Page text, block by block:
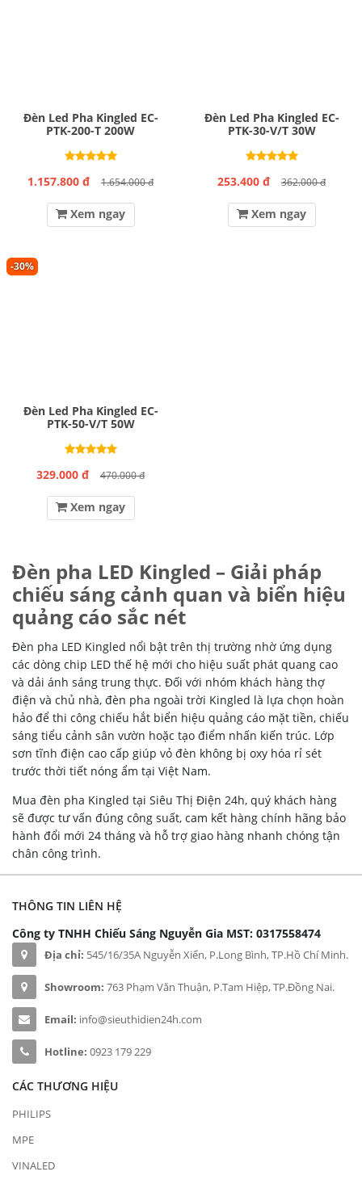
Đèn Led Pha Kingled EC-
PTK-200-T 200W
1.157.800 đ 1.654.000 đ
Xem ngay
Đèn Led Pha Kingled EC-
PTK-30-V/T 30W
253.400 đ 362.000 đ
Xem ngay
-30%
Đèn Led Pha Kingled EC-
PTK-50-V/T 50W
329.000 đ 470.000 đ
Xem ngay
Đèn pha LED Kingled – Giải pháp
chiếu sáng cảnh quan và biển hiệu
quảng cáo sắc nét
Đèn pha LED Kingled nổi bật trên thị trường nhờ ứng dụng
các dòng chip LED thế hệ mới cho hiệu suất phát quang cao
và dải ánh sáng trung thực. Đối với nhóm khách hàng thợ
điện và chủ nhà, đèn pha ngoài trời Kingled là lựa chọn hoàn
hảo để thi công chiếu hắt biển hiệu quảng cáo mặt tiền, chiếu
sáng tiểu cảnh sân vườn hoặc tạo điểm nhấn kiến trúc. Lớp
sơn tĩnh điện cao cấp giúp vỏ đèn không bị oxy hóa rỉ sét
trước thời tiết nóng ẩm tại Việt Nam.
Mua đèn pha Kingled tại Siêu Thị Điện 24h, quý khách hàng
sẽ được tư vấn đúng công suất, cam kết hàng chính hãng bảo
hành đổi mới 24 tháng và hỗ trợ giao hàng nhanh chóng tận
chân công trình.
THÔNG TIN LIÊN HỆ
Công ty TNHH Chiếu Sáng Nguyễn Gia MST: 0317558474
Địa chỉ: 545/16/35A Nguyễn Xiển, P.Long Bình, TP.Hồ Chí Minh.
Showroom: 763 Phạm Văn Thuận, P.Tam Hiệp, TP.Đồng Nai.
Email: info@sieuthidien24h.com
Hotline: 0923 179 229
CÁC THƯƠNG HIỆU
PHILIPS
MPE
VINALED